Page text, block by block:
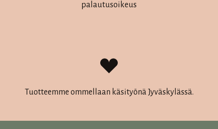
palautusoikeus
Tuotteemme ommellaan käsityönä Jyväskylässä.